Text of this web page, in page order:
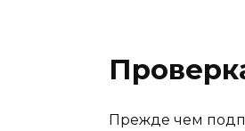
Прежде чем